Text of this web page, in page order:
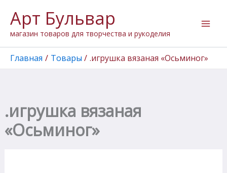
содержимому
Арт Бульвар
магазин товаров для творчества и рукоделия
Главная Товары .игрушка вязаная «Осьминог»
.игрушка вязаная
«Осьминог»
товара
.игрушка
вязаная
"Осьминог"